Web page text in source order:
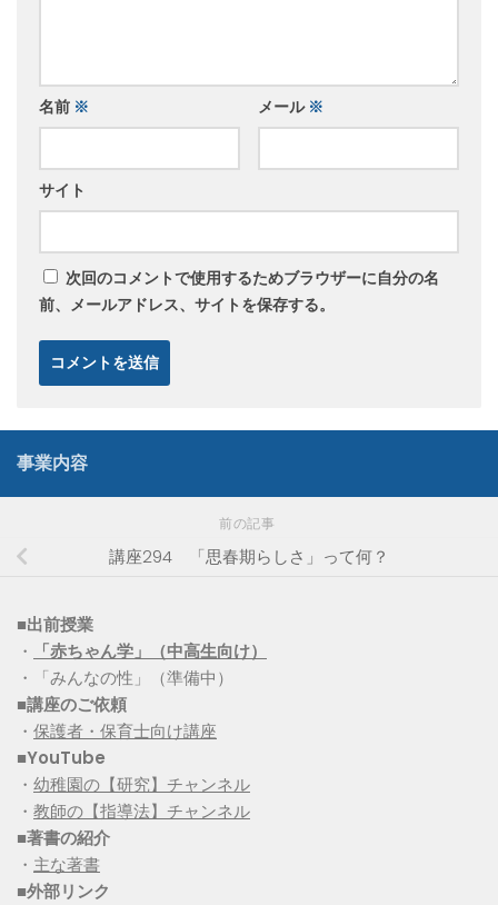
名前 ※ メール ※
サイト
次回のコメントで使用するためブラウザーに自分の名
前、メールアドレス、サイトを保存する。
事業内容
前の記事
講座294 「思春期らしさ」って何？
■出前授業
・
「赤ちゃん学」（中高生向け）
・「みんなの性」（準備中）
■講座のご依頼
・ 保護者・保育士向け講座
■YouTube
・ 幼稚園の【研究】チャンネル
・ 教師の【指導法】チャンネル
■著書の紹介
・ 主な著書
■外部リンク